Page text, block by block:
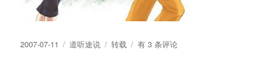
发
2007-07-11
分
道听途说
标
转载
鸣
有 3 条评论